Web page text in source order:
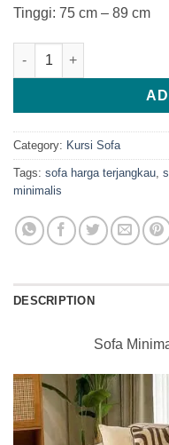
Tinggi: 75 cm – 89 cm
Sofa Minimalis 2 Seater
Category: Kursi Sofa
Tags: sofa harga terjangkau
minimalis
DESCRIPTION
Sofa